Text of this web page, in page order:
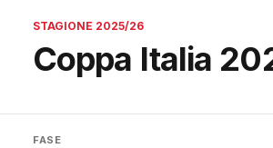
STAGIONE 2025/26
Coppa Italia
FASE